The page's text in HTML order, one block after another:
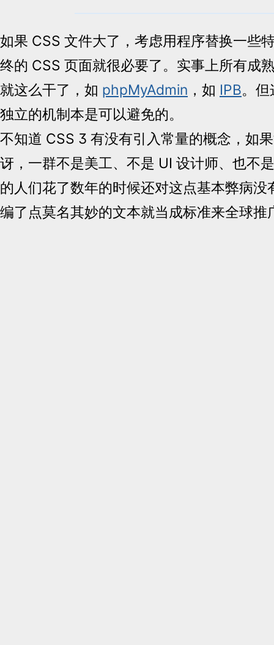
如果 CSS 文件大了，考虑用程序替换一些
终的 CSS 页面就很必要了。实事上所有成
就这么干了，如 phpMyAdmin ，如 IPB。
独立的机制本是可以避免的。
不知道 CSS 3 有没有引入常量的概念，如
讶，一群不是美工、不是 UI 设计师、也不
的人们花了数年的时候还对这点基本弊病没
编了点莫名其妙的文本就当成标准来全球推